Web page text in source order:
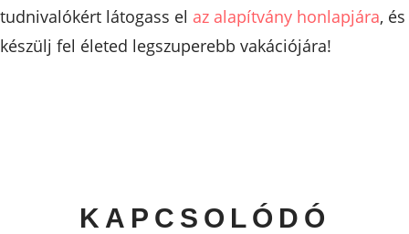
tudnivalókért látogass el az alapítvány honlapjára, és
készülj fel életed legszuperebb vakációjára!
KAPCSOLÓDÓ